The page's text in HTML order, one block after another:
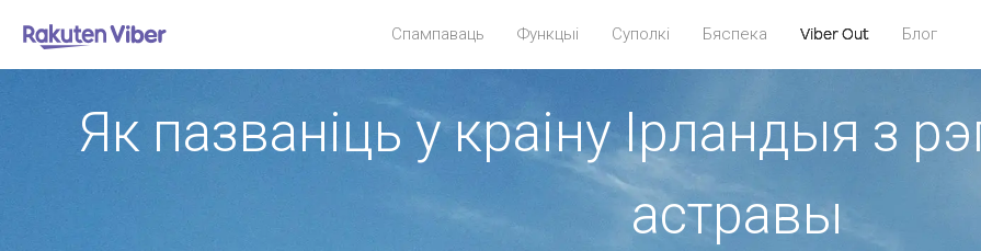
Спампаваць Функцыі Суполкі Бяспека Viber Out Блог
Як пазваніць у краіну Ірландыя з
астравы